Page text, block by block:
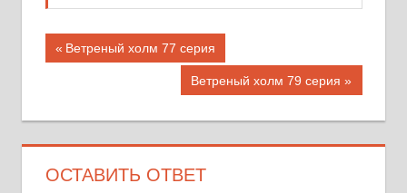
Предыдущая
Ветреный холм 77 серия
Следующая
Ветреный холм 79 серия
ОСТАВИТЬ ОТВЕТ